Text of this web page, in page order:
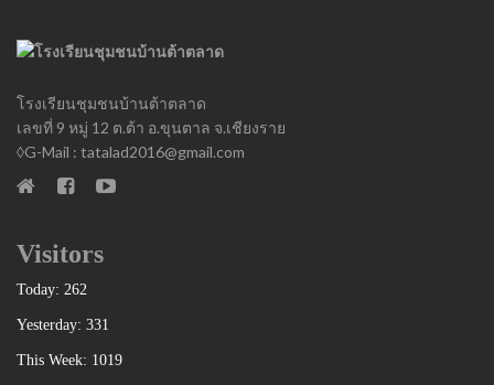
โรงเรียนชุมชนบ้านต้าตลาด
เลขที่ 9 หมู่ 12 ต.ต้า อ.ขุนตาล จ.เชียงราย
◊G-Mail : tatalad2016@gmail.com
Visitors
Today: 262
Yesterday: 331
This Week: 1019